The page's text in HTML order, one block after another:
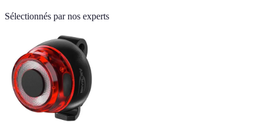
Sélectionnés par nos experts